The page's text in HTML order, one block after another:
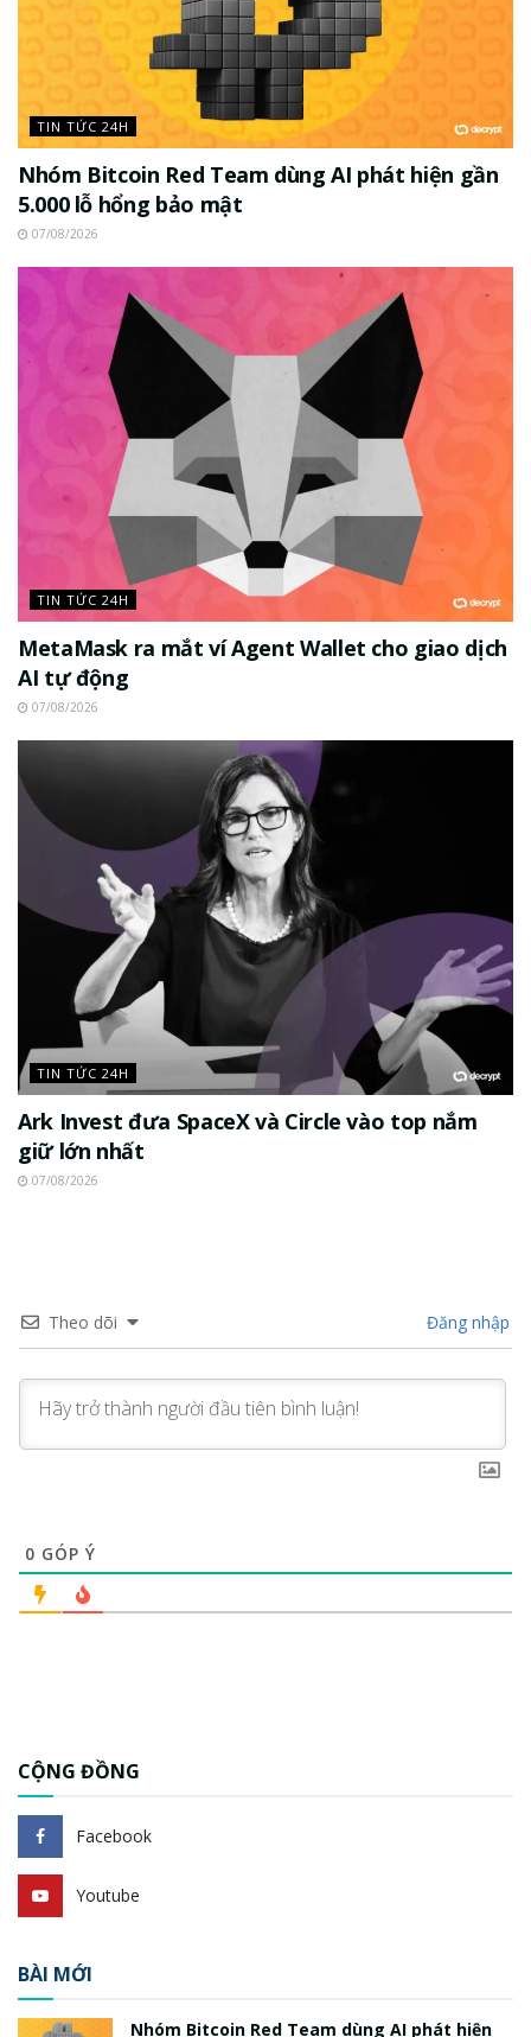
TIN TỨC 24H
Nhóm Bitcoin Red Team dùng AI phát hiện gần
5.000 lỗ hổng bảo mật
07/08/2026
TIN TỨC 24H
MetaMask ra mắt ví Agent Wallet cho giao dịch
AI tự động
07/08/2026
TIN TỨC 24H
Ark Invest đưa SpaceX và Circle vào top nắm
giữ lớn nhất
07/08/2026
Theo dõi Đăng nhập
0 GÓP Ý
CỘNG ĐỒNG
Facebook
Youtube
BÀI MỚI
Nhóm Bitcoin Red Team dùng AI phát hiện